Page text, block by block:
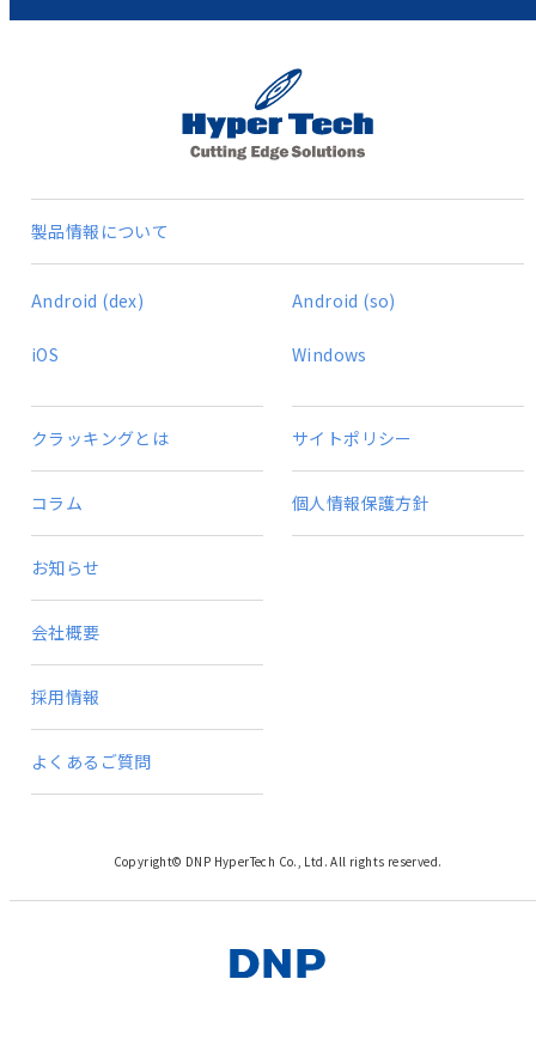
製品情報について
Android (dex) Android (so)
iOS Windows
クラッキングとは
コラム
お知らせ
会社概要
採用情報
よくあるご質問
サイトポリシー
個人情報保護方針
Copyright© DNP HyperTech Co., Ltd. All rights reserved.